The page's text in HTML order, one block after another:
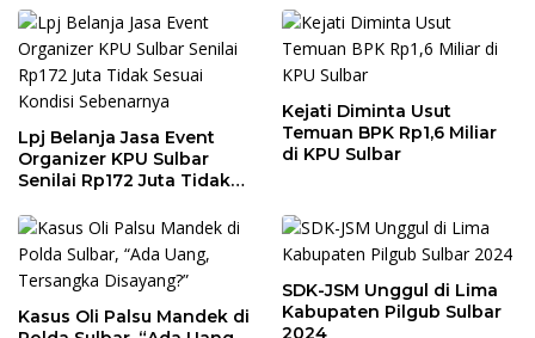
Lpj Belanja Jasa Event
Organizer KPU Sulbar
Senilai Rp172 Juta Tidak
Sebenarnya
Kejati Diminta Usut
Temuan BPK Rp1,6 Miliar
di KPU Sulbar
Kasus Oli Palsu Mandek di
SDK-JSM Unggul di Lima
Kabupaten Pilgub Sulbar
2024